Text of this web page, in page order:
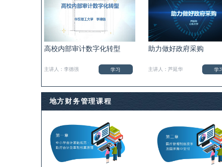
高校内部审计数字化转型
主讲人：李德强 学习
助力做好政府采购
主讲人：芦延华 学
地方财务管理课程